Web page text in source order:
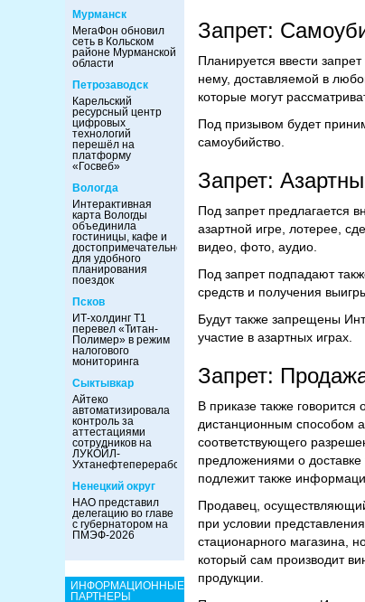
Мурманск
МегаФон обновил
сеть в Кольском
районе Мурманской
области
Петрозаводск
Карельский
ресурсный центр
цифровых
технологий
перешёл на
платформу
«Госвеб»
Вологда
Интерактивная
карта Вологды
объединила
гостиницы, кафе и
достопримечательности
для удобного
планирования
поездок
Псков
ИТ-холдинг Т1
перевел «Титан-
Полимер» в режим
налогового
мониторинга
Сыктывкар
Айтеко
автоматизировала
контроль за
аттестациями
сотрудников на
ЛУКОЙЛ-
Ухтанефтепереработка
Ненецкий округ
НАО представил
делегацию во главе
с губернатором на
ПМЭФ-2026
ИНФОРМАЦИОННЫЕ
ПАРТНЕРЫ
Запрет:
Планируется ввести
нему, доставляемой в
которые могут
Под призывом будет
самоубийство.
Запрет:
Под запрет предлагается
азартной игре, лотерее,
видео, фото, аудио.
Под запрет подпадают
средств и получения
Будут также запрещены
участие в азартных играх.
Запрет:
В приказе также
дистанционным способом
соответствующего
предложениями о доставке
подлежит также
Продавец,
при условии
стационарного магазина,
который сам производит
продукции.